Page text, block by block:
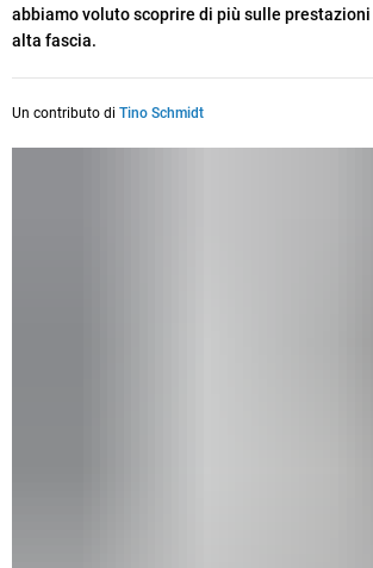
abbiamo voluto scoprire di più sulle
alta fascia.
Un contributo di Tino Schmidt